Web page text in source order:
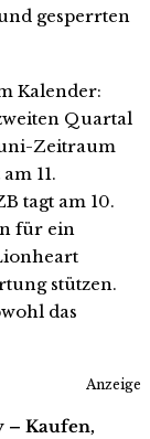
gesperrten
Kalender:
Quartal
Zeitraum
11.
tagt am 10.
für ein
stützen.
das
Anzeige
– Kaufen,